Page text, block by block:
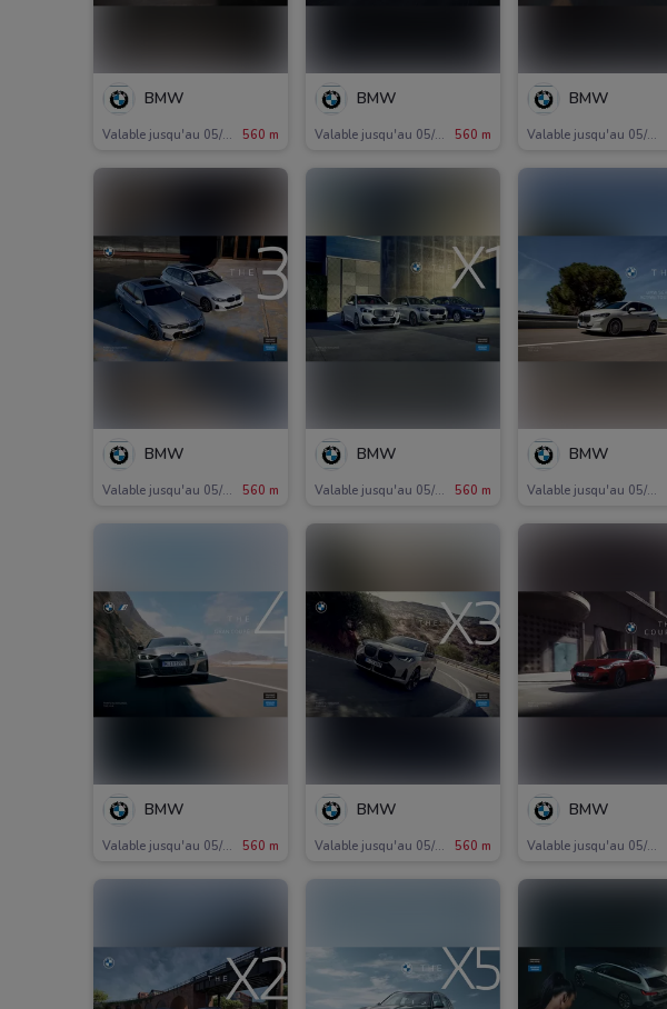
BMW
Valable jusqu'au 05/11 560 m
BMW
Valable jusqu'au 05/11 560 m
BMW
Valable jusqu'au 05/11
BMW
Valable jusqu'au 05/11 560 m
BMW
Valable jusqu'au 05/11 560 m
BMW
Valable jusqu'au 05/11
BMW
Valable jusqu'au 05/11 560 m
BMW
Valable jusqu'au 05/11 560 m
BMW
Valable jusqu'au 05/11